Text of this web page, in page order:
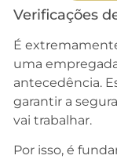
Verificações
É
uma
antecedência.
garantir a
vai trabalhar.
Por isso, é